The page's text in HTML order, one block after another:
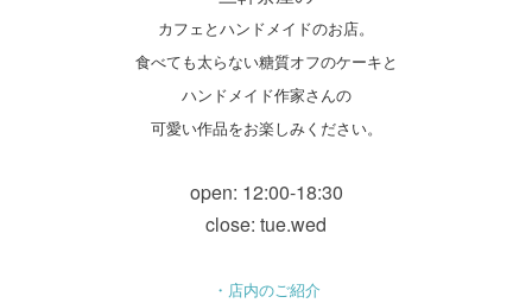
カフェとハンドメイドのお店。
食べても太らない糖質オフのケーキと
ハンドメイド作家さんの
可愛い作品をお楽しみください。
open: 12:00-18:30
close: tue.wed
・店内のご紹介